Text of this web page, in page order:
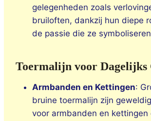
gelegenheden zoals
bruiloften, dankzij hun diepe
de passie die ze
Toermalijn voor
Armbanden en Kettingen:
bruine toermalijn zijn
voor armbanden en kettingen